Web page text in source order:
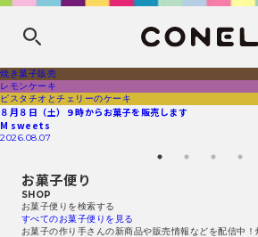
焼き菓子販売
レモンケーキ
ピスタチオとチェリーのケーキ
８月８日（土）９時からお菓子を販売します
M sweets
2026.08.07
お菓子便り
SHOP
お菓子便りを検索する
すべてのお菓子便りを見る
お菓子の作り手さんの新商品や販売情報などを配信中